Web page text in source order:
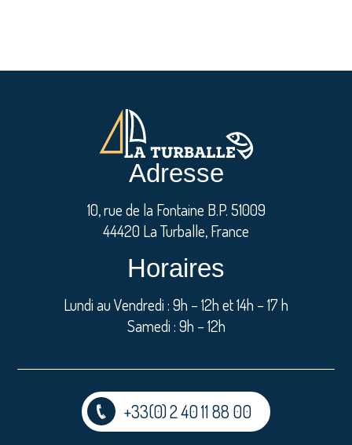
Adresse
10, rue de la Fontaine B.P. 51009
44420 La Turballe, France
Horaires
Lundi au Vendredi : 9h – 12h et 14h – 17 h
Samedi : 9h – 12h
+33(0) 2 40 11 88 00